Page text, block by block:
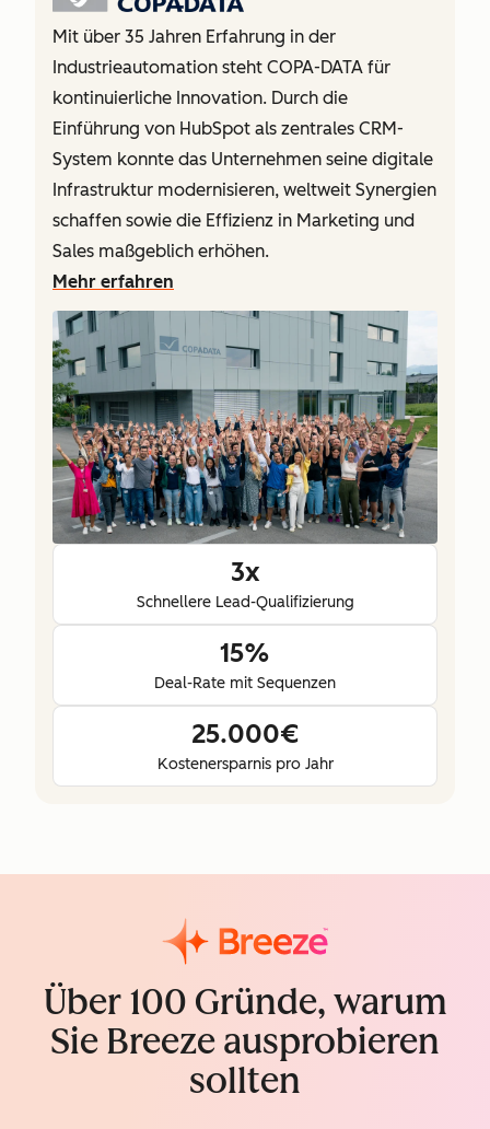
3x
Schnellere Lead-Qualifizierung
15%
Deal-Rate mit Sequenzen
25.000€
Kostenersparnis pro Jahr
Mit über 35 Jahren Erfahrung in der
Industrieautomation steht COPA-DATA für
kontinuierliche Innovation. Durch die
Einführung von HubSpot als zentrales CRM-
System konnte das Unternehmen seine digitale
Infrastruktur modernisieren, weltweit Synergien
schaffen sowie die Effizienz in Marketing und
Sales maßgeblich erhöhen.
Mehr erfahren
Über 100 Gründe, warum
Sie Breeze ausprobieren
sollten